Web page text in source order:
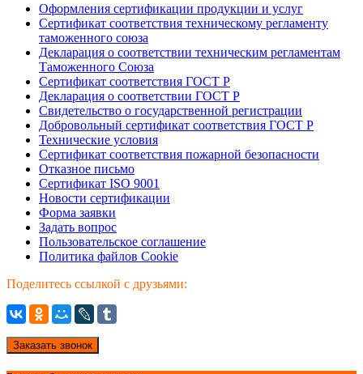
Оформления сертификации продукции и услуг
Сертификат соответствия техническому регламенту
таможенного союза
Декларация о соответствии техническим регламентам
Таможенного Союза
Сертификат соответствия ГОСТ Р
Декларация о соответствии ГОСТ Р
Свидетельство о государственной регистрации
Добровольный сертификат соответствия ГОСТ Р
Технические условия
Сертификат соответствия пожарной безопасности
Отказное письмо
Сертификат ISO 9001
Новости сертификации
Форма заявки
Задать вопрос
Пользовательское соглашение
Политика файлов Cookie
Поделитесь ссылкой с друзьями:
Заказать звонок